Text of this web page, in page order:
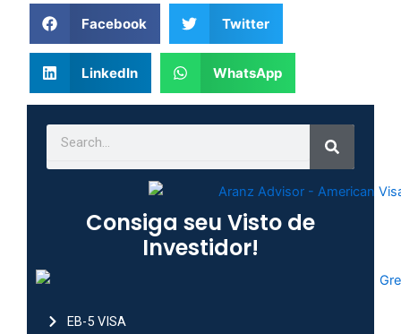
Facebook Twitter
LinkedIn WhatsApp
Search
Consiga seu Visto de
Investidor!
EB-5 VISA